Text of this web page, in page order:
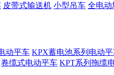
皮带式输送机 小型吊车 全电动
动平车 KPX蓄电池系列电动
卷缆式电动平车 KPT系列拖缆